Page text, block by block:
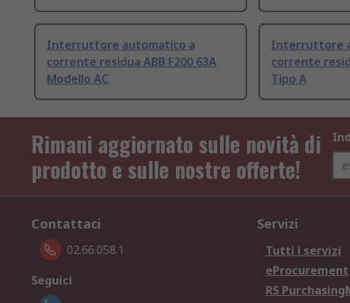
Interruttore automatico a
corrente residua ABB F200 63A
Modello AC
Interruttore
corrente
Tipo A
Rimani aggiornato sulle novità di
prodotto e sulle nostre offerte!
Contattaci
02.66.058.1
Seguici
Servizi
Tutti i servizi
eProcurement
RS